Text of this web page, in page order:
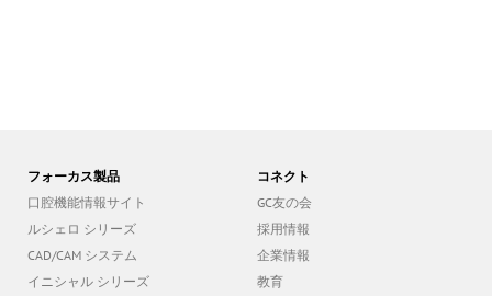
フォーカス製品
口腔機能情報サイト
ルシェロ シリーズ
CAD/CAM システム
イニシャル シリーズ
コネクト
GC友の会
採用情報
企業情報
教育